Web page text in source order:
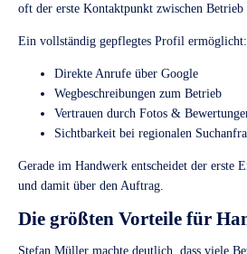
oft der erste Kontaktpunkt zwischen Betrieb
Ein vollständig gepflegtes Profil ermöglicht:
Direkte Anrufe über Google
Wegbeschreibungen zum Betrieb
Vertrauen durch Fotos &
Sichtbarkeit bei regionalen
Gerade im Handwerk entscheidet der erste
und damit über den Auftrag.
Die größten Vorteile für
Stefan Müller machte deutlich, dass viele